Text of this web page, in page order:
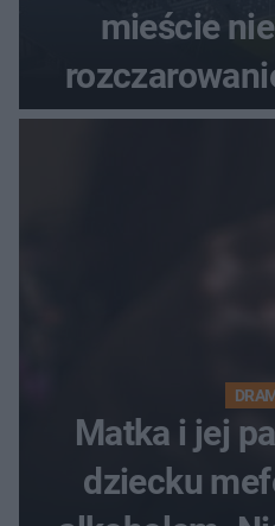
mieście
obwinianie.
Matka i jej
dziecku